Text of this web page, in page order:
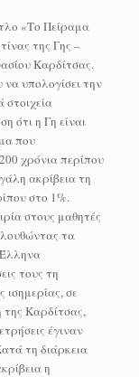
«Το Πείραμα
της Γης –
Καρδίτσας.
υπολογίσει την
στοιχεία
ότι η Γη είναι
που
χρόνια περίπου
ακρίβεια τη
στο 1%.
στους μαθητές
τα
τους τη
σε
της Καρδίτσας,
έγιναν
τη διάρκεια
η